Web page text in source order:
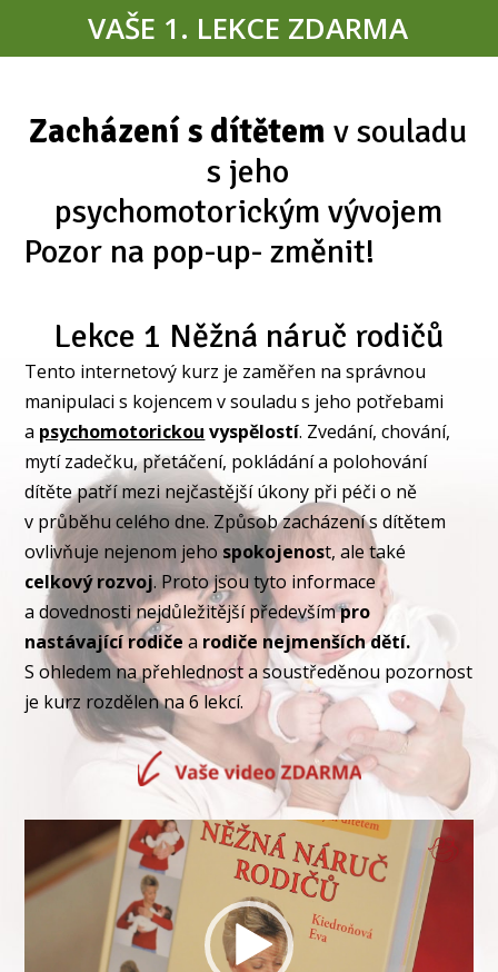
VAŠE 1. LEKCE ZDARMA
Zacházení s dítětem v souladu
s jeho
psychomotorickým vývojem
Pozor na pop-up- změnit!
Lekce 1 Něžná náruč rodičů
Tento internetový kurz je zaměřen na správnou
manipulaci s kojencem v souladu s jeho potřebami
a psychomotorickou vyspělostí. Zvedání, chování,
mytí zadečku, přetáčení, pokládání a polohování
dítěte patří mezi nejčastější úkony při péči o ně
v průběhu celého dne. Způsob zacházení s dítětem
ovlivňuje nejenom jeho spokojenost, ale také
celkový rozvoj. Proto jsou tyto informace
a dovednosti nejdůležitější předevšímpro
nastávající rodiče a rodiče nejmenších dětí.
S ohledem na přehlednost a soustředěnou pozornost
je kurz rozdělen na 6 lekcí.
přehrávač